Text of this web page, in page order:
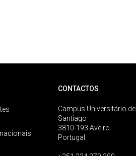
CONTACTOS
Campus Universitário de
Santiago
3810-193 Aveiro
Portugal